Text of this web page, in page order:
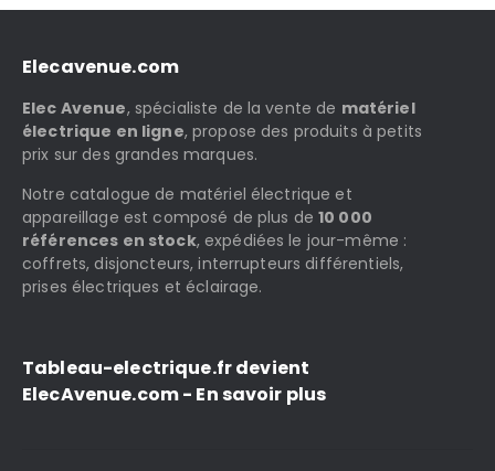
Elecavenue.com
Elec Avenue, spécialiste de la vente de matériel
électrique en ligne, propose des produits à petits
prix sur des grandes marques.
Notre catalogue de matériel électrique et
appareillage est composé de plus de10 000
références en stock, expédiées le jour-même :
coffrets, disjoncteurs, interrupteurs différentiels,
prises électriques et éclairage.
Tableau-electrique.fr devient
ElecAvenue.com - En savoir plus